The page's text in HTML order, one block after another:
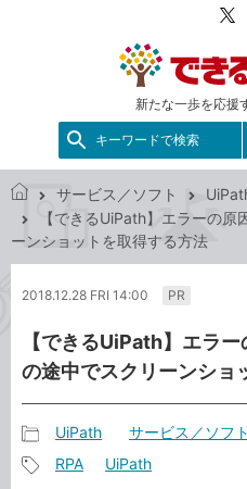
新たな一歩を応援
キーワードで検索
き
ッ
サービス／ソフト
【できるUiPath】エラーの
ーンショットを取得する方法
2018.12.28 FRI 14:00 PR
【できるUiPath】エラ
の途中でスクリーンショ
事
UiPath サービス／ソフト
RPA UiPath